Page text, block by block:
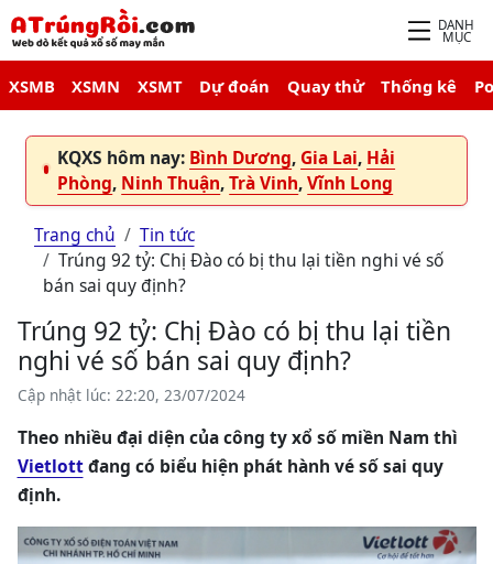
DANH
MỤC
XSMB XSMN XSMT Dự đoán Quay thử Thống kê
KQXS hôm nay: Bình Dương, Gia Lai, Hải
Phòng, Ninh Thuận,Trà Vinh,Vĩnh Long
Trang chủ
Tin tức
Trúng 92 tỷ: Chị Đào có bị thu lại tiền nghi vé số
bán sai quy định?
Trúng 92 tỷ: Chị Đào có bị thu lại tiền
nghi vé số bán sai quy định?
Cập nhật lúc: 22:20, 23/07/2024
Theo nhiều đại diện của công ty xổ số miền Nam thì
Vietlottđang có biểu hiện phát hành vé số sai quy
định.